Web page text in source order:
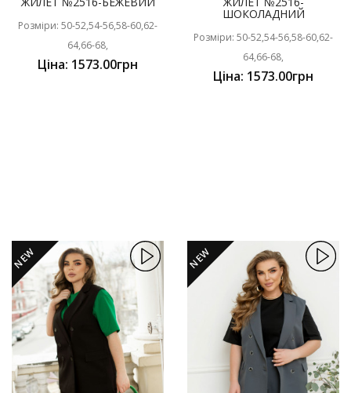
Розміри: 50-52,54-56,58-60,62-
64,66-68,
Ціна: 1573.00грн
ШОКОЛАДНИЙ
Розміри: 50-52,54-56,58-60,62-
64,66-68,
Ціна: 1573.00грн
NEW NEW